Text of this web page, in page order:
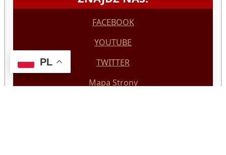
FACEBOOK
YOUTUBE
TWITTER
Mapa Strony
PL